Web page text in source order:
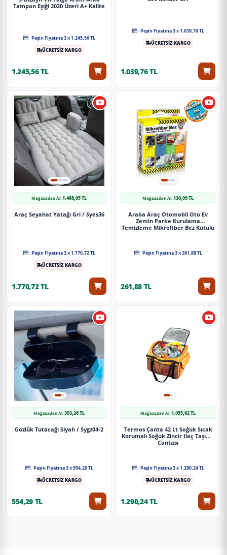
Tampon Eşiği 2020 Üzeri A+ Kalite
Peşin Fiyatına 3 x 1.245,56 TL
ÜCRETSİZ KARGO
1.245,56 TL
Peşin Fiyatına 3 x 1.039,76 TL
ÜCRETSİZ KARGO
1.039,76 TL
Mağazadan Al:1.488,05 TL
Araç Seyahat Yatağı Gri / Syes36
Peşin Fiyatına 3 x 1.770,72 TL
ÜCRETSİZ KARGO
1.770,72 TL
Mağazadan Al:130,09 TL
Araba Araç Otomobil Oto Ev
Zemin Parke Kurulama
Temizleme Mikrofiber Bez Kutulu
Peşin Fiyatına 3 x 261,88 TL
261,88 TL
Mağazadan Al:393,26 TL
Gözlük Tutacağı Siyah / Sygz04-2
Peşin Fiyatına 3 x 554,29 TL
ÜCRETSİZ KARGO
554,29 TL
Mağazadan Al:1.055,62 TL
Termos Çanta 42 Lt Soğuk Sıcak
Korumalı Soğuk Zincir Ilaç Taşıma
Çantası
Peşin Fiyatına 3 x 1.290,24 TL
ÜCRETSİZ KARGO
1.290,24 TL